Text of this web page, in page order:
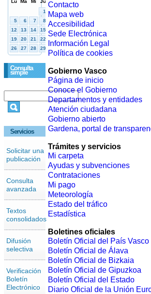
Consulta
simple
Servicios
Solicitar una
publicación
Consulta
avanzada
Textos
consolidados
Difusión
selectiva
Verificación
Boletín
Electrónico
Contacto
Mapa web
Accesibilidad
Sede Electrónica
Información Legal
Política de cookies
Gobierno Vasco
Página de inicio
Conoce el Gobierno
Departamentos y entidades
Atención ciudadana
Gobierno abierto
Gardena, portal de
Trámites y servicios
Mi carpeta
Ayudas y subvenciones
Contrataciones
Mi pago
Meteorología
Estado del tráfico
Estadística
Boletines oficiales
Boletín Oficial del País Vasco
Boletín Oficial de Álava
Boletín Oficial de Bizkaia
Boletín Oficial de Gipuzkoa
Boletín Oficial del Estado
Diario Oficial de la Unión